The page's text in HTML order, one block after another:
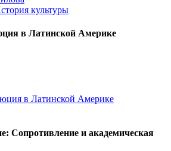
культуры
в Латинской Америке
Сопротивление и академическая